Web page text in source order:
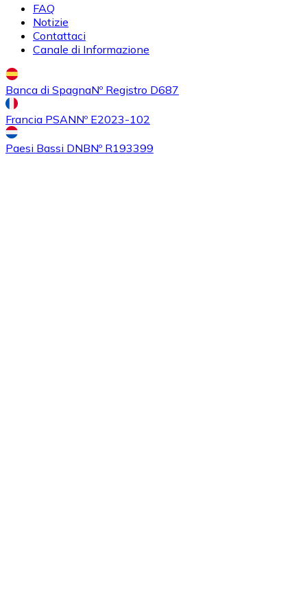
Acquistare
ALGO
FAQ
Notizie
Contattaci
Canale di Informazione
Banca di SpagnaNº Registro D687
Francia PSANNº E2023-102
Paesi Bassi DNBNº R193399